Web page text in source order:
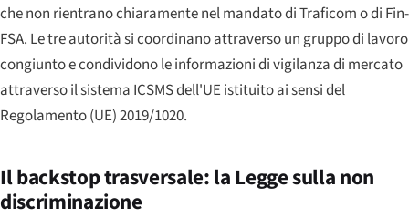
che non rientrano chiaramente nel mandato di Traficom o di Fin-
FSA. Le tre autorità si coordinano attraverso un gruppo di lavoro
congiunto e condividono le informazioni di vigilanza di mercato
attraverso il sistema ICSMS dell'UE istituito ai sensi del
Regolamento (UE) 2019/1020.
Il backstop trasversale: la Legge sulla non
discriminazione